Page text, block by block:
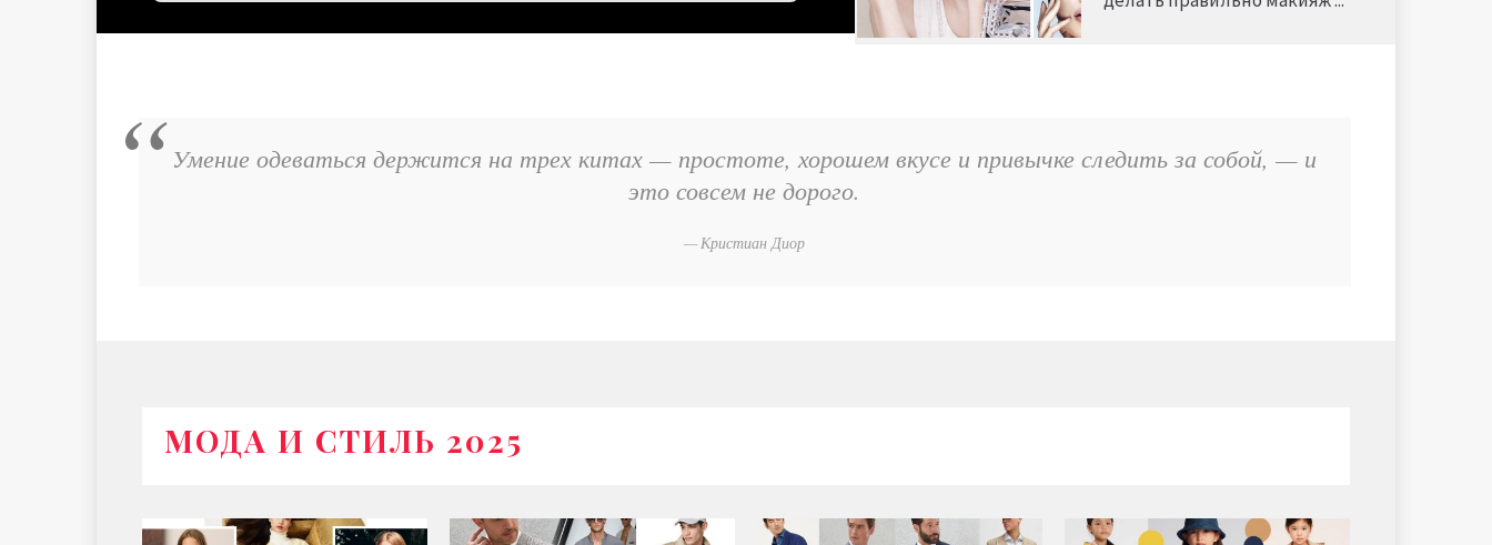
Умение одеваться держится на трех китах — простоте, хорошем вкусе и привычке следить за собой, — и
это совсем не дорого.
Кристиан Диор
МОДА И СТИЛЬ 2025